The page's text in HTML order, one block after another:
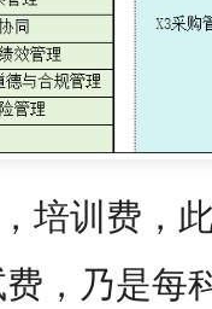
培训费，
，乃是每